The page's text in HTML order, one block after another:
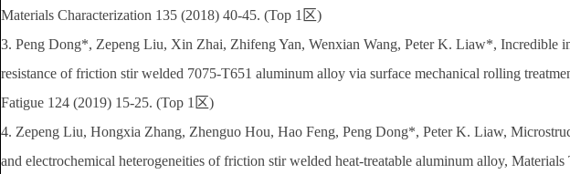
Materials Characterization 135 (2018) 40-45. (Top 1区)
3. Peng Dong*, Zepeng Liu, Xin Zhai, Zhifeng Yan, Wenxian Wang, Peter K. Liaw*, Incredible
resistance of friction stir welded 7075-T651 aluminum alloy via surface mechanical rolling
Fatigue 124 (2019) 15-25. (Top 1区)
4. Zepeng Liu, Hongxia Zhang, Zhenguo Hou, Hao Feng, Peng Dong*, Peter K. Liaw,
and electrochemical heterogeneities of friction stir welded heat-treatable aluminum alloy,